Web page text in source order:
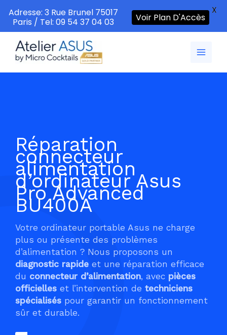
contenu
Réparation
connecteur
alimentation
d’ordinateur Asus
Pro Advanced
BU400A
Votre ordinateur portable Asus ne charge
plus ou présente des problèmes
d’alimentation ? Nous proposons un
diagnostic rapide et une réparation efficace
du connecteur d’alimentation, avec pièces
officielles et l’intervention de techniciens
spécialisés pour garantir un fonctionnement
sûr et durable.
Adresse: 3 Rue Brunel 75017
Paris / Tel: 09 54 37 04 03
Voir Plan D'Accès
X